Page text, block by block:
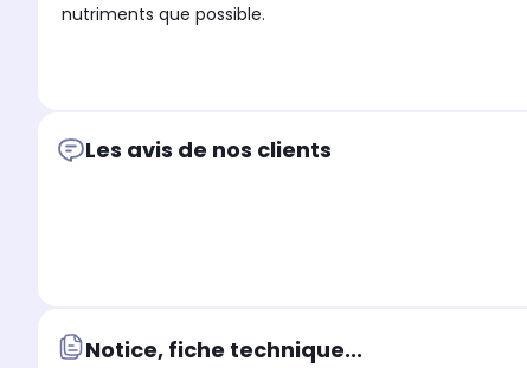
nutriments que possible.
Les avis de nos clients
Notice, fiche technique...